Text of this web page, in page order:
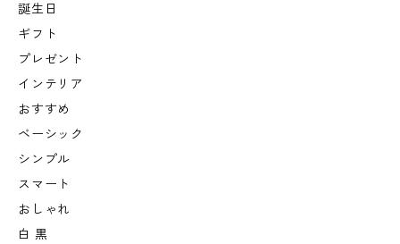
誕生日
ギフト
プレゼント
インテリア
おすすめ
ベーシック
シンプル
スマート
おしゃれ
白 黒